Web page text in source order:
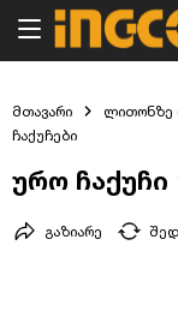
მთავარი
ლითონზე
ჩაქუჩები
ურო ჩაქუჩი
გაზიარე